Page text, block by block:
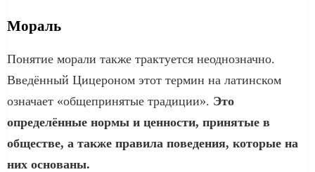
Мораль
Понятие морали также трактуется неоднозначно.
Введённый Цицероном этот термин на латинском
означает «общепринятые традиции». Это
определённые нормы и ценности, принятые в
обществе, а также правила поведения, которые на
них основаны.